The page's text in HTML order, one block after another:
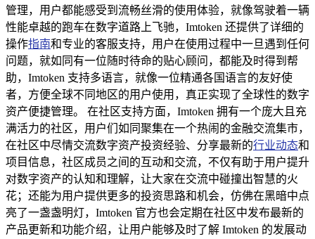
管理，用户都能感受到流畅丝滑的使用体验，就像驾驶着一辆
性能卓越的跑车在数字道路上飞驰，Imtoken 还提供了详细的
操作指南和专业的客服支持，用户在使用过程中一旦遇到任何
问题，就如同有一位随时待命的贴心顾问，都能及时得到帮
助，Imtoken 支持多语言，就像一位精通各国语言的友好使
者，方便全球不同地区的用户使用，真正实现了全球性的数字
资产便捷管理。 在社区支持方面，Imtoken 拥有一个庞大且充
满活力的社区，用户们如同聚集在一个热闹的金融交流集市，
在社区中尽情交流数字资产投资经验、分享最新的行业动态和
项目信息，社区成员之间的互动和交流，不仅有助于用户提升
对数字资产的认知和理解，让大家在交流中碰撞出智慧的火
花；还能为用户提供更多的投资思路和机会，仿佛在黑暗中点
亮了一盏盏明灯，Imtoken 官方也会定期在社区中发布最新的
产品更新和功能介绍，让用户能够及时了解 Imtoken 的发展动